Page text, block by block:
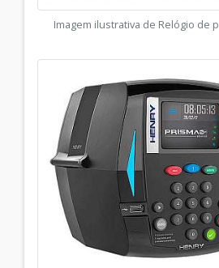
Imagem ilustrativa de Relógio de